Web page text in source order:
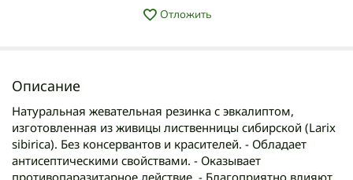
Отложить
Описание
Натуральная жевательная резинка с эвкалиптом,
изготовленная из живицы лиственницы сибирской (Larix
sibirica). Без консервантов и красителей. - Обладает
антисептическими свойствами. - Оказывает
противопаразитарное действие. - Благоприятно влияют